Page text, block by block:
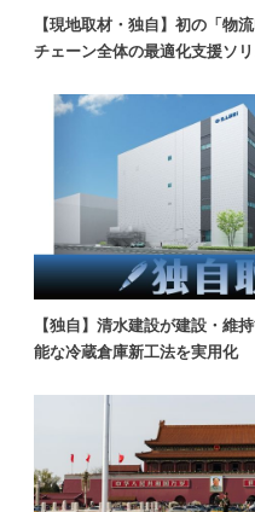
【現地取材・独自】初の「物
チェーン全体の最適化支援ソ
【独自】清水建設が建設・維
能な冷蔵倉庫新工法を実用化